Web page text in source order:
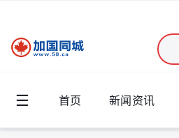
☰ 首页 新闻资讯